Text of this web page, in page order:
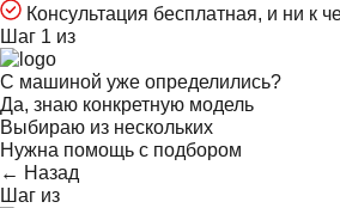
Консультация бесплатная, и ни к
Шаг 1 из
С машиной уже определились?
Да, знаю конкретную модель
Выбираю из нескольких
Нужна помощь с подбором
← Назад
Шаг из